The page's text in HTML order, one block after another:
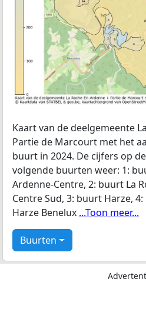
Kaart van de deelgemeente
Partie de Marcourt met het
buurt in 2024. De cijfers op
volgende buurten weer: 1:
Ardenne-Centre, 2: buurt La
Centre Sud, 3: buurt Harze,
Harze Benelux ...Toon meer...
Buurten